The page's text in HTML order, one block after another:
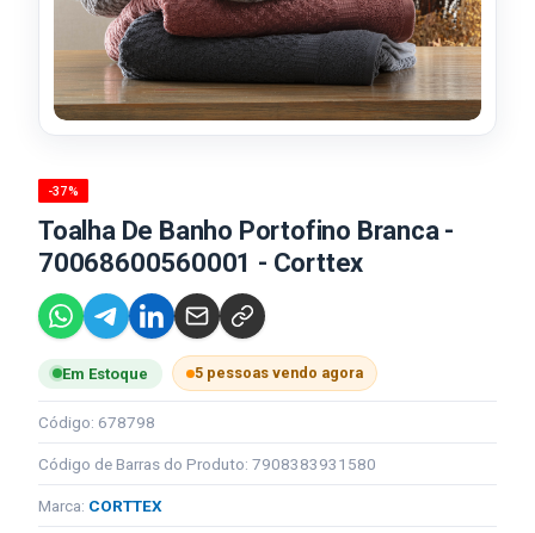
-37%
Toalha De Banho Portofino Branca -
70068600560001 - Corttex
Em Estoque 5 pessoas vendo agora
Código: 678798
Código de Barras do Produto: 7908383931580
Marca: CORTTEX